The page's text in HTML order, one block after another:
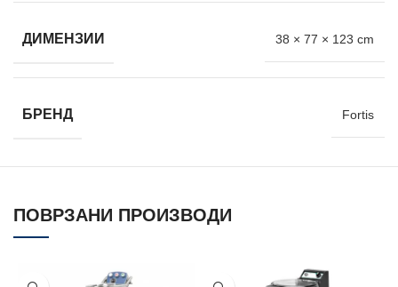
ДИМЕНЗИИ 38 × 77 × 123 cm
БРЕНД Fortis
ПОВРЗАНИ ПРОИЗВОДИ